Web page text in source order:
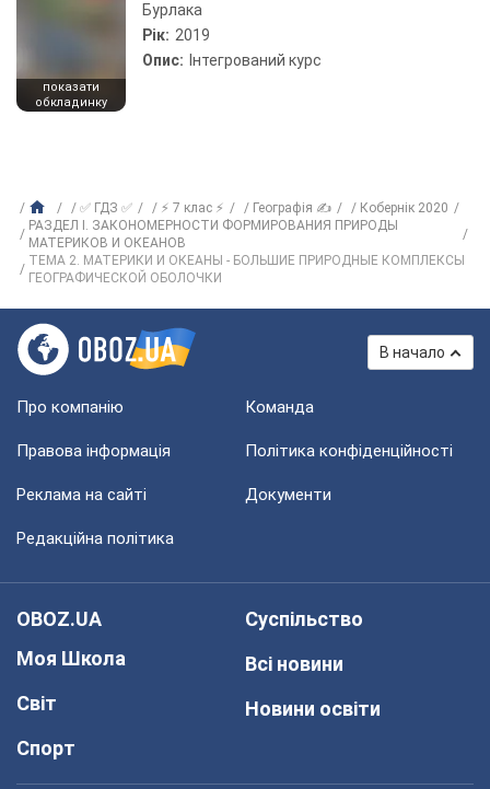
показати
обкладинку
Бурлака
Рік: 2019
Опис: Інтегрований курс
✅ ГДЗ ✅ ⚡ 7 клас ⚡ Географія ✍
Кобернік 2020
РАЗДЕЛ I. ЗАКОНОМЕРНОСТИ ФОРМИРОВАНИЯ ПРИРОДЫ
МАТЕРИКОВ И ОКЕАНОВ
ТЕМА 2. МАТЕРИКИ И ОКЕАНЫ - БОЛЬШИЕ ПРИРОДНЫЕ КОМПЛЕКСЫ
ГЕОГРАФИЧЕСКОЙ ОБОЛОЧКИ
В начало
Про компанію Команда
Правова інформація Політика конфіденційності
Реклама на сайті Документи
Редакційна політика
OBOZ.UA
Моя Школа
Світ
Спорт
Суспільство
Всі новини
Новини освіти